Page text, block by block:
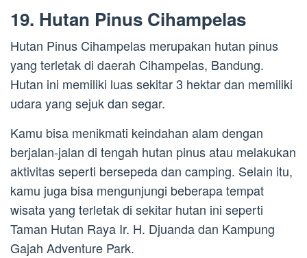
19. Hutan Pinus Cihampelas
Hutan Pinus Cihampelas merupakan hutan pinus
yang terletak di daerah Cihampelas, Bandung.
Hutan ini memiliki luas sekitar 3 hektar dan memiliki
udara yang sejuk dan segar.
Kamu bisa menikmati keindahan alam dengan
berjalan-jalan di tengah hutan pinus atau melakukan
aktivitas seperti bersepeda dan camping. Selain itu,
kamu juga bisa mengunjungi beberapa tempat
wisata yang terletak di sekitar hutan ini seperti
Taman Hutan Raya Ir. H. Djuanda dan Kampung
Gajah Adventure Park.